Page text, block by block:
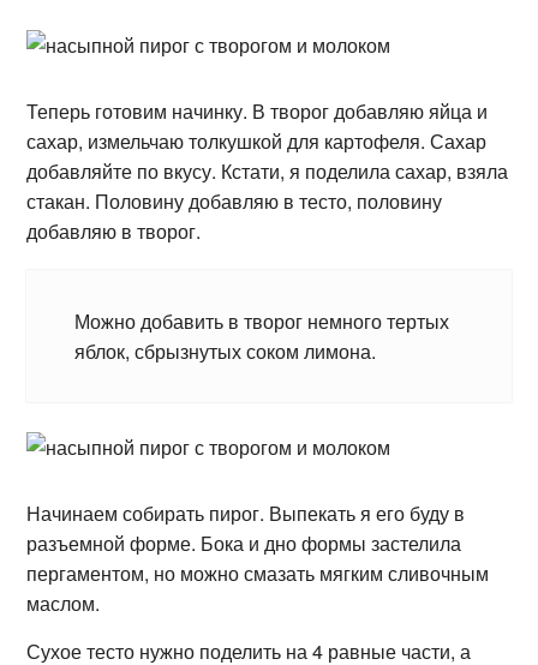
Теперь готовим начинку. В творог добавляю яйца и
сахар, измельчаю толкушкой для картофеля. Сахар
добавляйте по вкусу. Кстати, я поделила сахар, взяла
стакан. Половину добавляю в тесто, половину
добавляю в творог.
Можно добавить в творог немного тертых
яблок, сбрызнутых соком лимона.
Начинаем собирать пирог. Выпекать я его буду в
разъемной форме. Бока и дно формы застелила
пергаментом, но можно смазать мягким сливочным
маслом.
Сухое тесто нужно поделить на 4 равные части, а